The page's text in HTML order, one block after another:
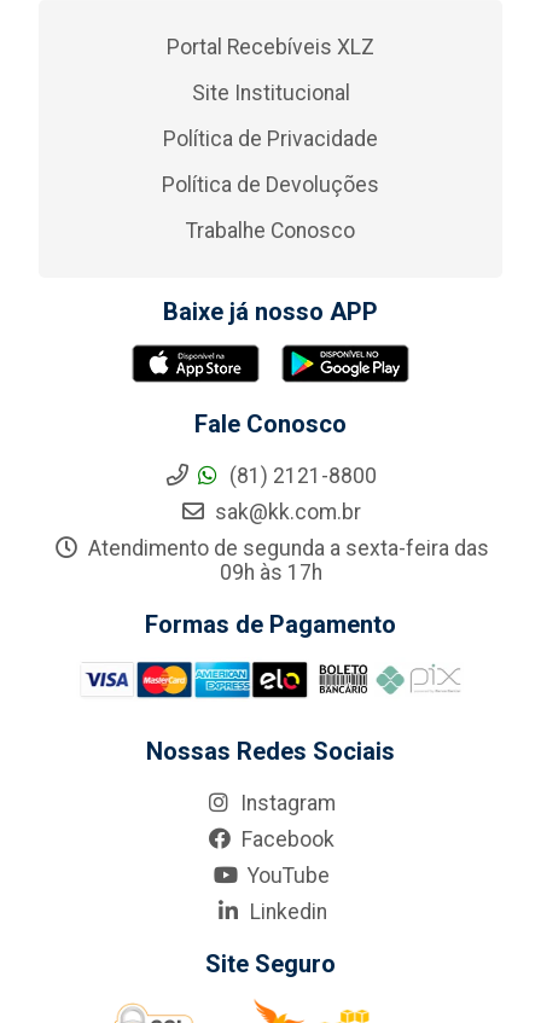
Portal Recebíveis XLZ
Site Institucional
Política de Privacidade
Política de Devoluções
Trabalhe Conosco
Baixe já nosso APP
Fale Conosco
(81) 2121-8800
sak@kk.com.br
Atendimento de segunda a sexta-feira das
09h às 17h
Formas de Pagamento
Nossas Redes Sociais
Instagram
Facebook
YouTube
Linkedin
Site Seguro